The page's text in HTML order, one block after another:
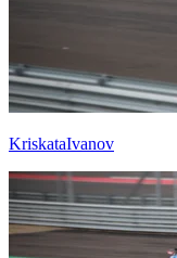
KriskataIvanov